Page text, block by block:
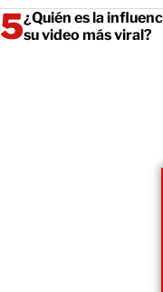
¿Quién es la
su video más viral?